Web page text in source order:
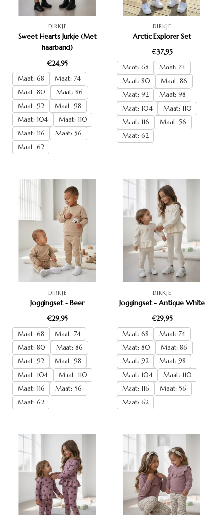
DIRKJE
Sweet Hearts Jurkje (Met
haarband)
€24,95
Maat: 68
Maat: 74
Maat: 80
Maat: 86
Maat: 92
Maat: 98
Maat: 104
Maat: 110
Maat: 116
Maat: 56
Maat: 62
DIRKJE
Arctic Explorer Set
€37,95
Maat: 68
Maat: 74
Maat: 80
Maat: 86
Maat: 92
Maat: 98
Maat: 104
Maat: 110
Maat: 116
Maat: 56
Maat: 62
DIRKJE
Joggingset - Beer
€29,95
Maat: 68
Maat: 74
Maat: 80
Maat: 86
Maat: 92
Maat: 98
Maat: 104
Maat: 110
Maat: 116
Maat: 56
Maat: 62
DIRKJE
Joggingset - Antique White
€29,95
Maat: 68
Maat: 74
Maat: 80
Maat: 86
Maat: 92
Maat: 98
Maat: 104
Maat: 110
Maat: 116
Maat: 56
Maat: 62